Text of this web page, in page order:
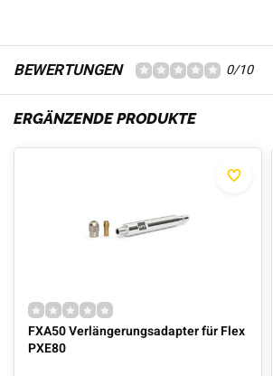
BEWERTUNGEN 0/10
ERGÄNZENDE PRODUKTE
FXA50 Verlängerungsadapter für Flex
PXE80